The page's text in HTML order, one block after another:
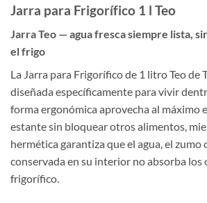
Jarra para Frigorífico 1 l Teo
Jarra Teo — agua fresca siempre lista,
el frigo
La Jarra para Frigorífico de 1 litro Teo de
diseñada específicamente para vivir
forma ergonómica aprovecha al máximo
estante sin bloquear otros alimentos,
hermética garantiza que el agua, el zumo
conservada en su interior no absorba los
frigorífico.